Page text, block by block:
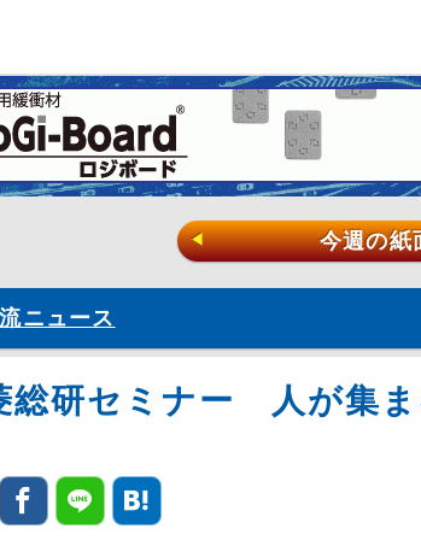
◀ 今週の紙
ニュース
総研セミナー 人が集ま